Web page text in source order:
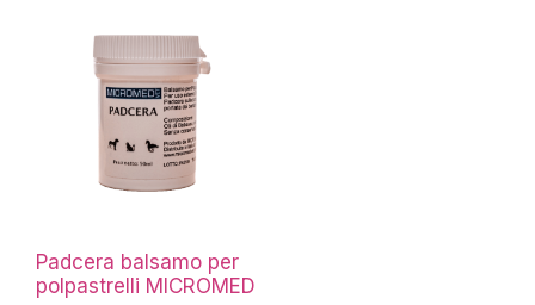
Padcera balsamo per
polpastrelli MICROMED